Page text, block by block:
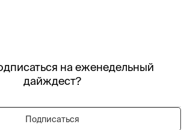
на еженедельный
дайждест?